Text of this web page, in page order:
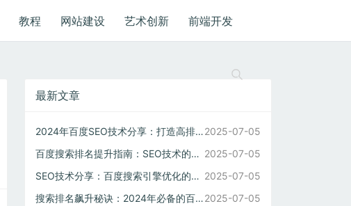
教程 网站建设 艺术创新 前端开发
最新文章
2024年百度SEO技术分享：打造高排名网站的核心技巧2025-07-05
百度搜索排名提升指南：SEO技术的关键策略解析 2025-07-05
SEO技术分享：百度搜索引擎优化的核心要点与实操方法 2025-07-05
搜索排名飙升秘诀：2024年必备的百度SEO策略2025-07-05